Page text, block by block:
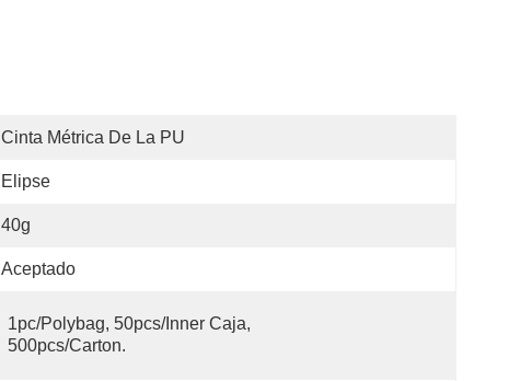
Cinta Métrica De La PU
Elipse
40g
Aceptado
1pc/polybag, 50pcs/inner Caja,
500pcs/carton.